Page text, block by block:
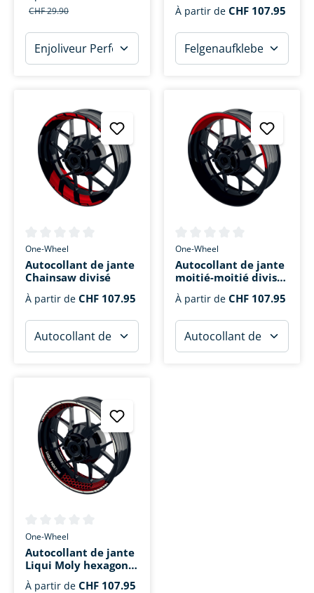
CHF 29.90 À partir de CHF 107.95
Note moyenne de 0 sur 5 étoiles
One-Wheel
Autocollant de jante
Chainsaw divisé
À partir de CHF 107.95
Note moyenne de 0 sur 5
One-Wheel
Autocollant de jante
moitié-moitié divisé
noir
À partir de CHF 107.95
Note moyenne de 0 sur 5 étoiles
One-Wheel
Autocollant de jante
Liqui Moly hexagon
divisé
À partir de CHF 107.95